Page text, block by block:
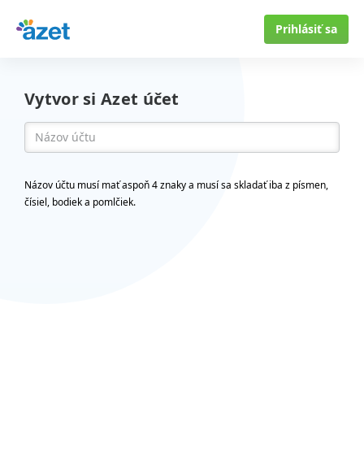
Prihlásiť sa
Vytvor si Azet účet
Názov účtu musí mať aspoň 4 znaky a musí sa skladať iba z písmen,
čísiel, bodiek a pomlčiek.